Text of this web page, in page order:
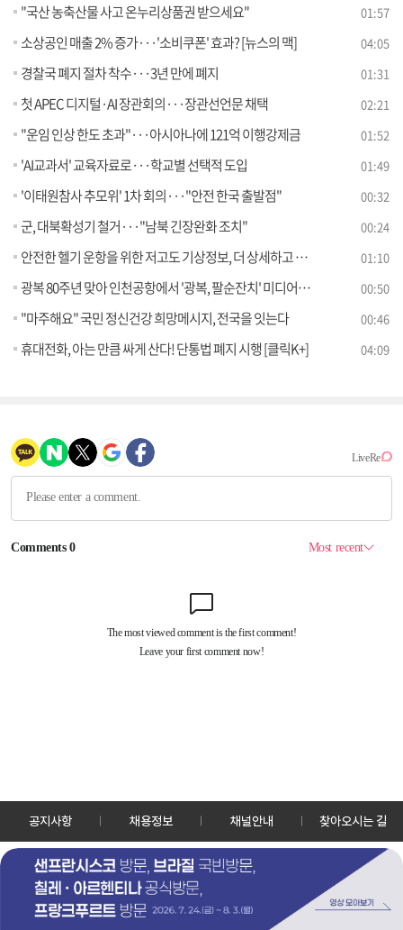
"국산 농축산물 사고 온누리상품권 받으세요" 01:57
소상공인 매출 2% 증가···'소비쿠폰' 효과? [뉴스의 맥] 04:05
경찰국 폐지 절차 착수···3년 만에 폐지 01:31
첫 APEC 디지털·AI 장관회의···장관선언문 채택 02:21
"운임 인상 한도 초과"···아시아나에 121억 이행강제금 01:52
'AI교과서' 교육자료로···학교별 선택적 도입 01:49
'이태원참사 추모위' 1차 회의···"안전 한국 출발점" 00:32
군, 대북확성기 철거···"남북 긴장완화 조치" 00:24
안전한 헬기 운항을 위한 저고도 기상정보, 더 상세하고 똑똑하게 바뀐다! 01:10
광복 80주년 맞아 인천공항에서 '광복, 팔순잔치' 미디어아트 신규 상영 00:50
"마주해요" 국민 정신건강 희망메시지, 전국을 잇는다 00:46
휴대전화, 아는 만큼 싸게 산다! 단통법 폐지 시행 [클릭K+] 04:09
공지사항 채용정보 채널안내 찾아오시는 길
30128 세종특별자치시 정부2청사로 13 한국정책방송원 KTV
TEL: 044-204-8000
Copyrightⓒ KTV 국민방송 All Rights Reserved.